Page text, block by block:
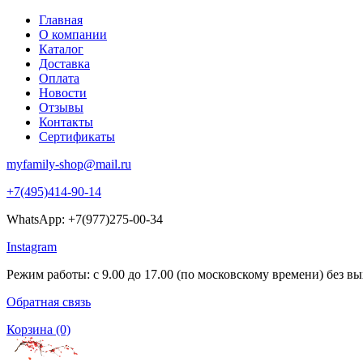
Главная
О компании
Каталог
Доставка
Оплата
Новости
Отзывы
Контакты
Сертификаты
myfamily-shop@mail.ru
+7(495)414-90-14
WhatsApp: +7(977)275-00-34
Instagram
Режим работы: с 9.00 до 17.00 (по московскому времени) без
Обратная связь
Корзина (0)